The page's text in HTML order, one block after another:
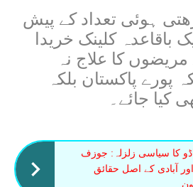
ہوئی تعداد کے پیش
میں ایک باقاعدہ کلینک خریدا
مریضوں کا علاج نہ
پاکستان بلکہ
کیا جائے۔
کا سیاسی زلزلہ: جوزف
آبادی کے اصل حقائق